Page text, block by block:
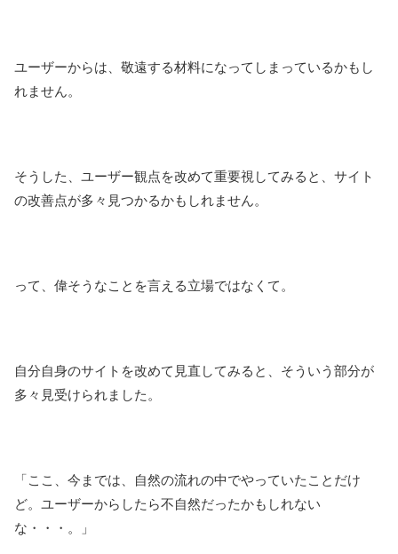
ユーザーからは、敬遠する材料になってしまっているかもし
れません。
そうした、ユーザー観点を改めて重要視してみると、サイト
の改善点が多々見つかるかもしれません。
って、偉そうなことを言える立場ではなくて。
自分自身のサイトを改めて見直してみると、そういう部分が
多々見受けられました。
「ここ、今までは、自然の流れの中でやっていたことだけ
ど。ユーザーからしたら不自然だったかもしれない
な・・・。」